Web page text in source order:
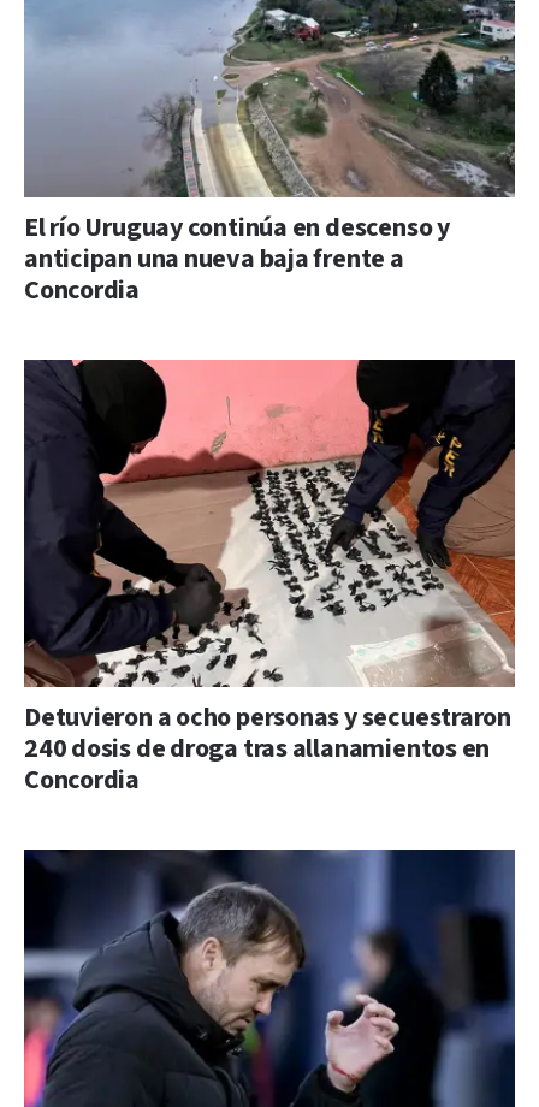
El río Uruguay continúa en descenso y
anticipan una nueva baja frente a
Concordia
Detuvieron a ocho personas y secuestraron
240 dosis de droga tras allanamientos en
Concordia